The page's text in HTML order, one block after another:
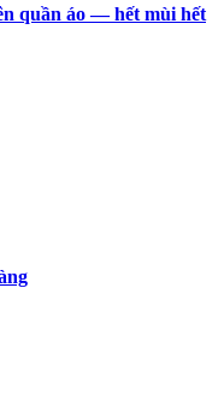
quần áo — hết mùi hết